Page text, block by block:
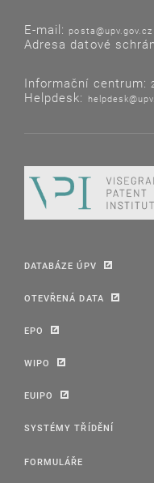
E-mail: posta@upv.gov.cz
Adresa datové
Informační centrum:
Helpdesk:
DATABÁZE ÚPV
OTEVŘENÁ DATA
EPO
WIPO
EUIPO
SYSTÉMY TŘÍDĚNÍ
FORMULÁŘE